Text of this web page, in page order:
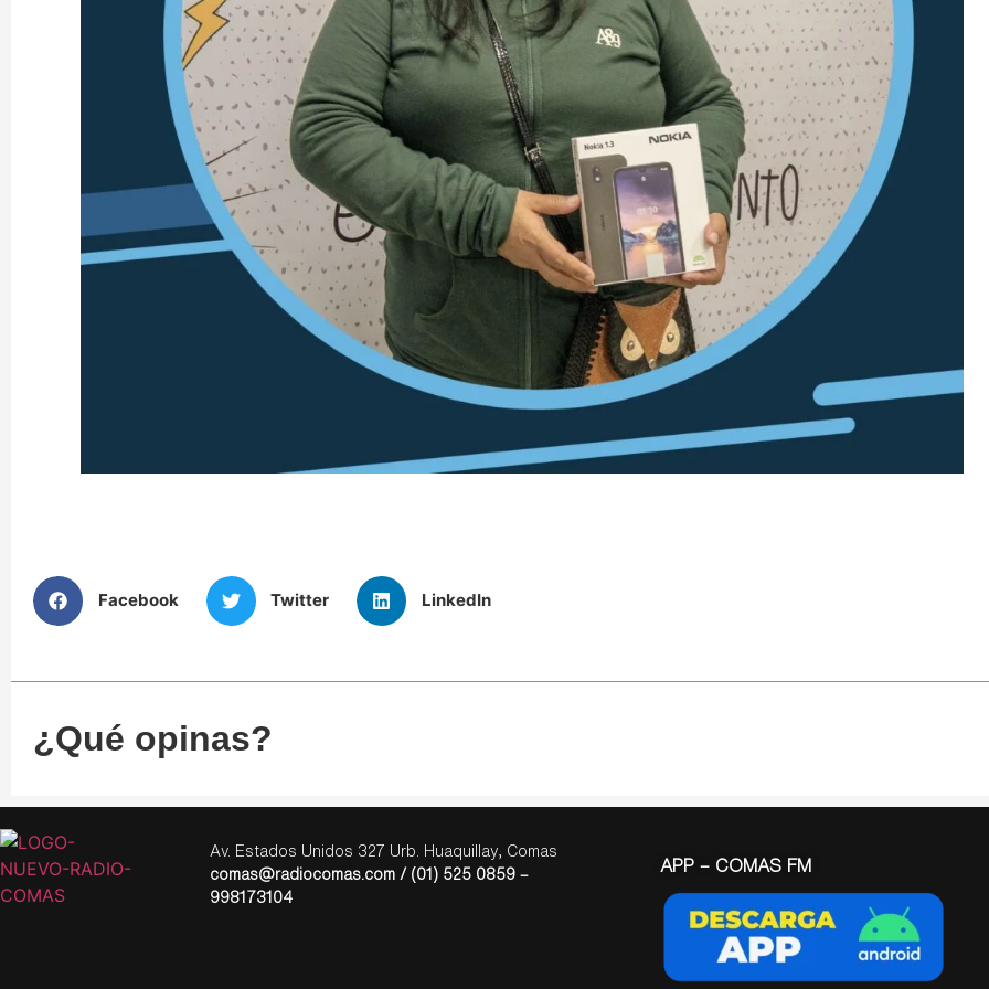
Facebook Twitter LinkedIn
¿Qué opinas?
Av. Estados Unidos 327 Urb. Huaquillay, Comas
comas@radiocomas.com / (01) 525 0859 –
998173104
APP – COMAS FM